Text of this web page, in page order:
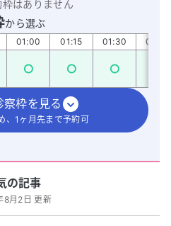
はありません
から選ぶ
01:00 01:15 01:30 01:45
察枠を見る
、1ヶ月先まで予約可
の記事
8月2日 更新